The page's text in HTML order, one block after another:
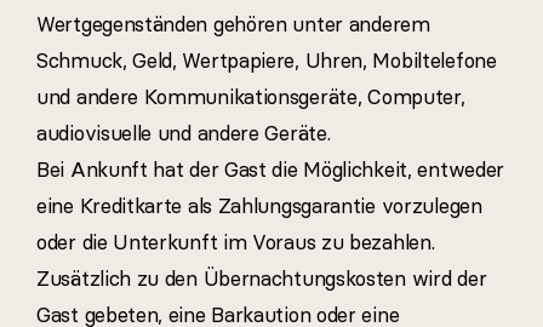
Wertgegenständen gehören unter anderem
Schmuck, Geld, Wertpapiere, Uhren, Mobiltelefone
und andere Kommunikationsgeräte, Computer,
audiovisuelle und andere Geräte.
Bei Ankunft hat der Gast die Möglichkeit, entweder
eine Kreditkarte als Zahlungsgarantie vorzulegen
oder die Unterkunft im Voraus zu bezahlen.
Zusätzlich zu den Übernachtungskosten wird der
Gast gebeten, eine Barkaution oder eine